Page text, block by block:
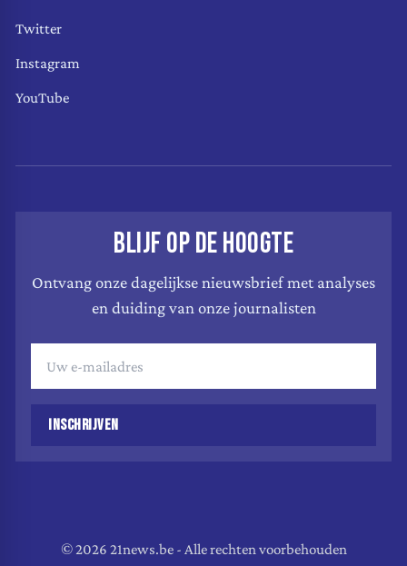
Twitter
Instagram
YouTube
BLIJF OP DE HOOGTE
Ontvang onze dagelijkse nieuwsbrief met analyses
en duiding van onze journalisten
INSCHRIJVEN
© 2026 21news.be - Alle rechten voorbehouden